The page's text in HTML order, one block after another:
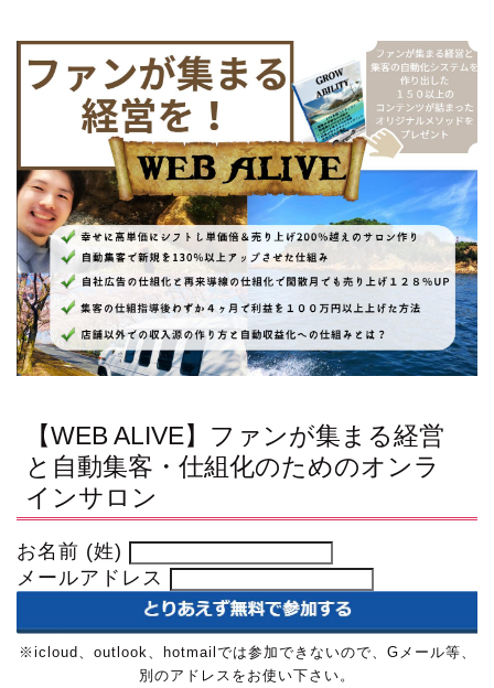
【WEB ALIVE】ファンが集まる経営
と自動集客・仕組化のためのオンラ
インサロン
お名前 (姓)
メールアドレス
※icloud、outlook、hotmailでは参加できないので、Gメール等、
別のアドレスをお使い下さい。